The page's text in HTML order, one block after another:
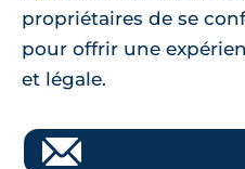
propriétaires de se
pour offrir une
et légale.